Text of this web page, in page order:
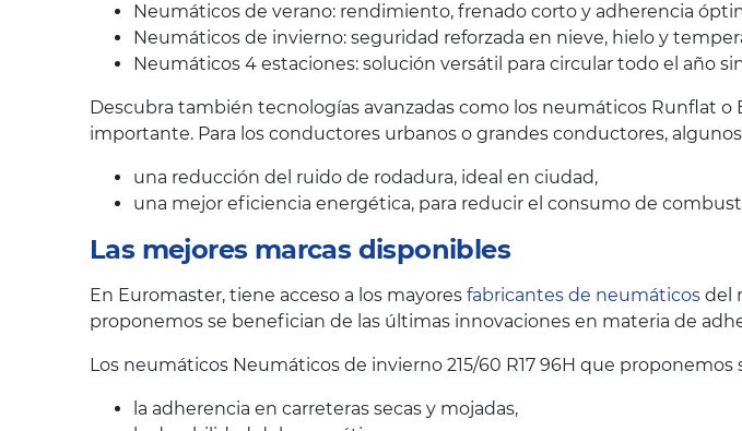
Neumáticos de verano: rendimiento, frenado corto y adherencia
Neumáticos de invierno: seguridad reforzada en nieve, hielo y
Neumáticos 4 estaciones: solución versátil para circular todo el año
Descubra también tecnologías avanzadas como los neumáticos Runflat
importante. Para los conductores urbanos o grandes conductores,
una reducción del ruido de rodadura, ideal en ciudad,
una mejor eficiencia energética, para reducir el consumo de
Las mejores marcas disponibles
En Euromaster, tiene acceso a los mayores fabricantes de neumáticos del
proponemos se benefician de las últimas innovaciones en materia de
Los neumáticos Neumáticos de invierno 215/60 R17 96H que
la adherencia en carreteras secas y mojadas,